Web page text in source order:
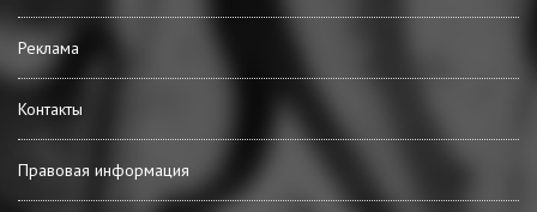
Реклама
Контакты
Правовая информация